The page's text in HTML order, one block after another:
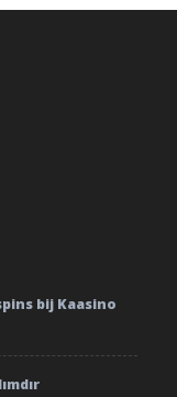
bij Kaasino